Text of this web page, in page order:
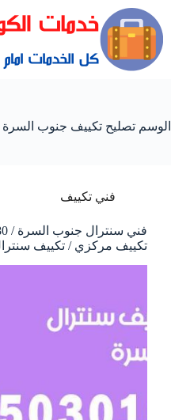
الوسم تصليح تكييف جنوب السرة
فني تكييف
تكييف مركزي / تكييف